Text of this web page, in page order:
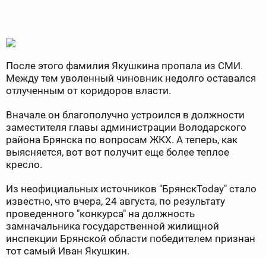
После этого фамилия Якушкина пропала из СМИ.
Между тем уволенный чиновник недолго оставался
отлученным от коридоров власти.
Вначале он благополучно устроился в должности
заместителя главы администрации Володарского
района Брянска по вопросам ЖКХ. А теперь, как
выясняется, вот вот получит еще более теплое
кресло.
Из неофициальных источников "БрянскToday" стало
известно, что вчера, 24 августа, по результату
проведенного "конкурса" на должность
замначальника государственной жилищной
инспекции Брянской области победителем признан
тот самый Иван Якушкин.